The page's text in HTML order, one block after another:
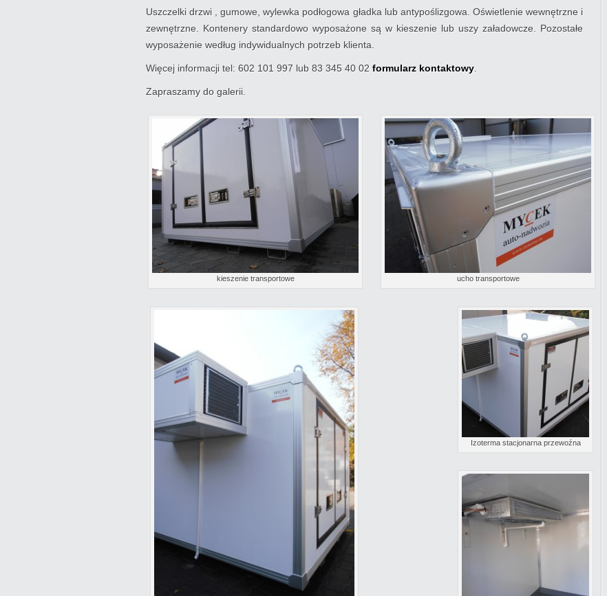
Uszczelki drzwi , gumowe, wylewka podłogowa gładka lub antypoślizgowa. Oświetlenie wewnętrzne i
zewnętrzne. Kontenery standardowo wyposażone są w kieszenie lub uszy załadowcze. Pozostałe
wyposażenie według indywidualnych potrzeb klienta.
Więcej informacji tel: 602 101 997 lub 83 345 40 02 formularz kontaktowy
Zapraszamy do galerii.
kieszenie transportowe ucho transportowe
Izoterma stacjonarna przewoźna